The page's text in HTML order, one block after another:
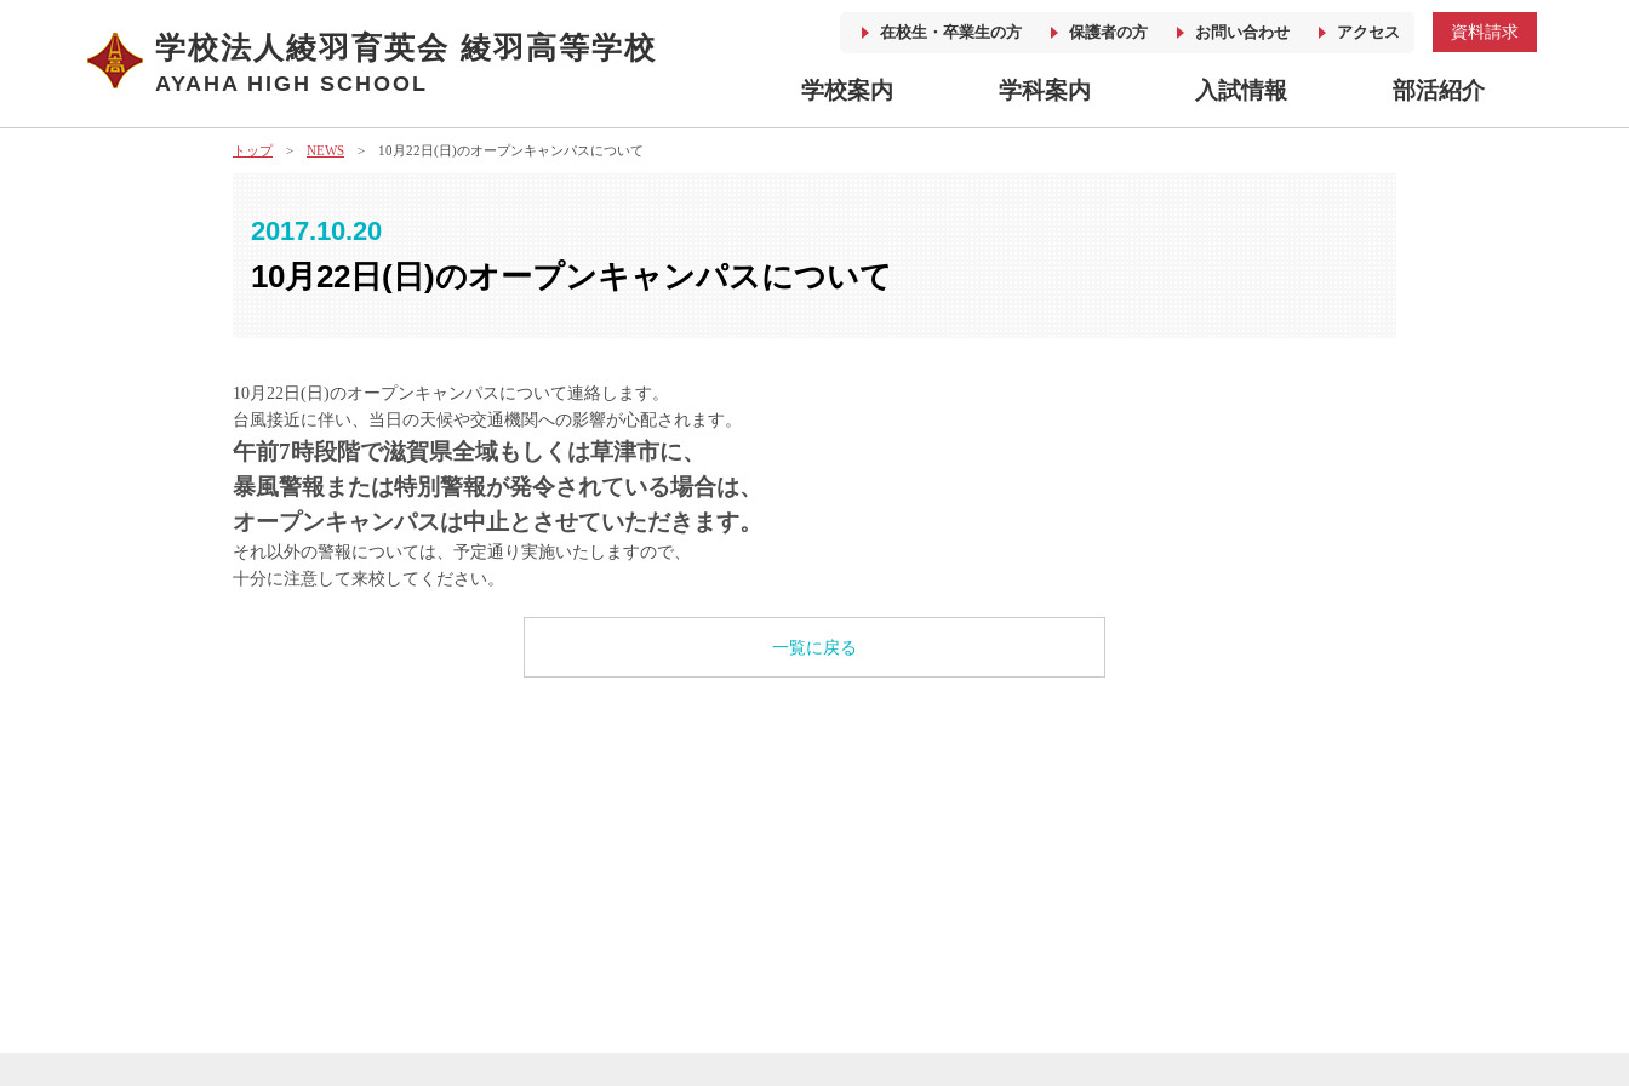
学校法人綾羽育英会 綾羽高等学校
AYAHA HIGH SCHOOL
在校生・卒業生の方 保護者の方 お問い合わせ アクセス 資料請求
学校案内 学科案内 入試情報 部活紹介
トップ> NEWS > 10月22日(日)のオープンキャンパスについて
2017.10.20
10月22日(日)のオープンキャンパスについて
10月22日(日)のオープンキャンパスについて連絡します。
台風接近に伴い、当日の天候や交通機関への影響が心配されます。
午前7時段階で滋賀県全域もしくは草津市に、
暴風警報または特別警報が発令されている場合は、
オープンキャンパスは中止とさせていただきます。
それ以外の警報については、予定通り実施いたしますので、
十分に注意して来校してください。
一覧に戻る